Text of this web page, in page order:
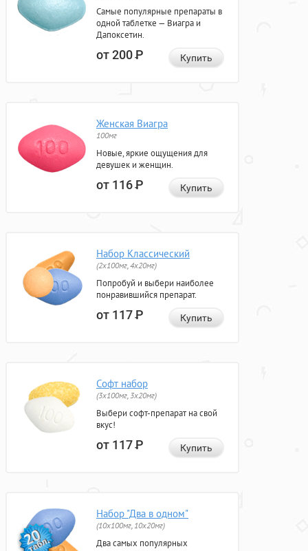
Самые популярные препараты в
одной таблетке — Виагра и
Дапоксетин.
от 200Р Купить
Женская Виагра
100мг
Новые, яркие ощущения для
девушек и женщин.
от 116Р Купить
Набор Классический
(2x100мг, 4x20мг)
Попробуй и выбери наиболее
понравившийся препарат.
от 117Р Купить
Софт набор
(3x100мг, 3x20мг)
Выбери софт-препарат на свой
вкус!
от 117Р Купить
Набор "Два в одном"
(10x100мг, 10x20мг)
Два самых популярных